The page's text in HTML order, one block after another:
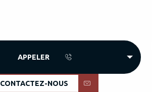
APPELER
CONTACTEZ-NOUS